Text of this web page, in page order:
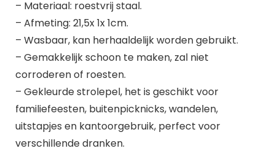
– Materiaal: roestvrij staal.
– Afmeting: 21,5x 1x 1cm.
– Wasbaar, kan herhaaldelijk worden gebruikt.
– Gemakkelijk schoon te maken, zal niet
corroderen of roesten.
– Gekleurde strolepel, het is geschikt voor
familiefeesten, buitenpicknicks, wandelen,
uitstapjes en kantoorgebruik, perfect voor
verschillende dranken.